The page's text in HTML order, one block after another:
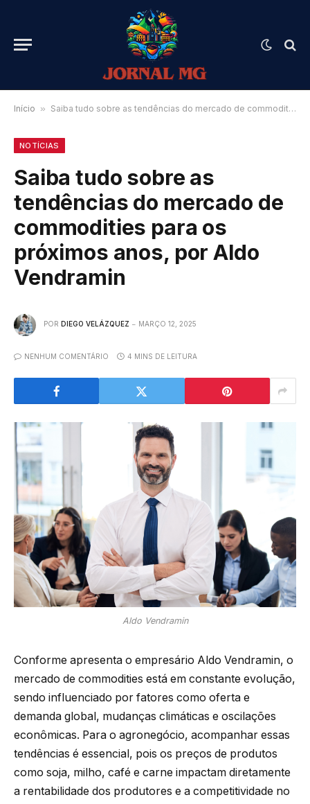
Início » Saiba tudo sobre as tendências do mercado de commodities para os próximos anos, por Aldo Vendramin
NOTÍCIAS
Saiba tudo sobre as
tendências do mercado de
commodities para os
próximos anos, por Aldo
Vendramin
POR DIEGO VELÁZQUEZ MARÇO 12, 2025
NENHUM COMENTÁRIO 4 MINS DE LEITURA
Aldo Vendramin
Conforme apresenta o empresário Aldo Vendramin, o
mercado de commodities está em constante evolução,
sendo influenciado por fatores como oferta e
demanda global, mudanças climáticas e oscilações
econômicas. Para o agronegócio, acompanhar essas
tendências é essencial, pois os preços de produtos
como soja, milho, café e carne impactam diretamente
a rentabilidade dos produtores e a competitividade no